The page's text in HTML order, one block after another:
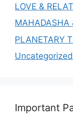
LOVE &
MAHADASHA
PLANETARY
Uncategorized
Important